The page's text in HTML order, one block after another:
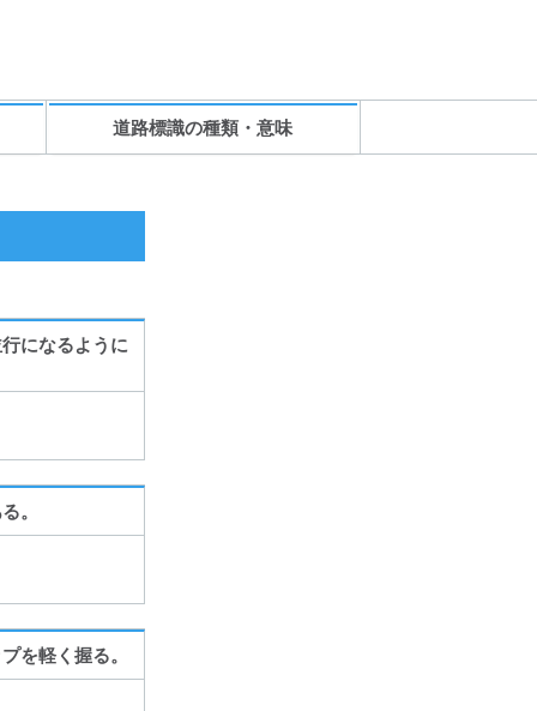
道路標識の種類・意味
になるように
。
を軽く握る。